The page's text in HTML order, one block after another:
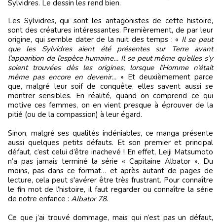
Sylvidres. Le dessin les rend bien.
Les Sylvidres, qui sont les antagonistes de cette histoire,
sont des créatures intéressantes. Premièrement, de par leur
origine, qui semble dater de la nuit des temps : « Il se peut
que les Sylvidres aient été présentes sur Terre avant
l’apparition de l’espèce humaine… Il se peut même qu’elles s’y
soient trouvées dès les origines, lorsque l’Homme n’était
même pas encore en devenir… » Et deuxièmement parce
que, malgré leur soif de conquête, elles savent aussi se
montrer sensibles. En réalité, quand on comprend ce qui
motive ces femmes, on en vient presque à éprouver de la
pitié (ou de la compassion) à leur égard.
Sinon, malgré ses qualités indéniables, ce manga présente
aussi quelques petits défauts. Et son premier et principal
défaut, c’est celui d’être inachevé ! En effet, Leiji Matsumoto
n’a pas jamais terminé la série « Capitaine Albator ». Du
moins, pas dans ce format… et après autant de pages de
lecture, cela peut s'avérer être très frustrant. Pour connaître
le fin mot de l’histoire, il faut regarder ou connaître la série
de notre enfance : Albator 78.
Ce que j’ai trouvé dommage, mais qui n’est pas un défaut,